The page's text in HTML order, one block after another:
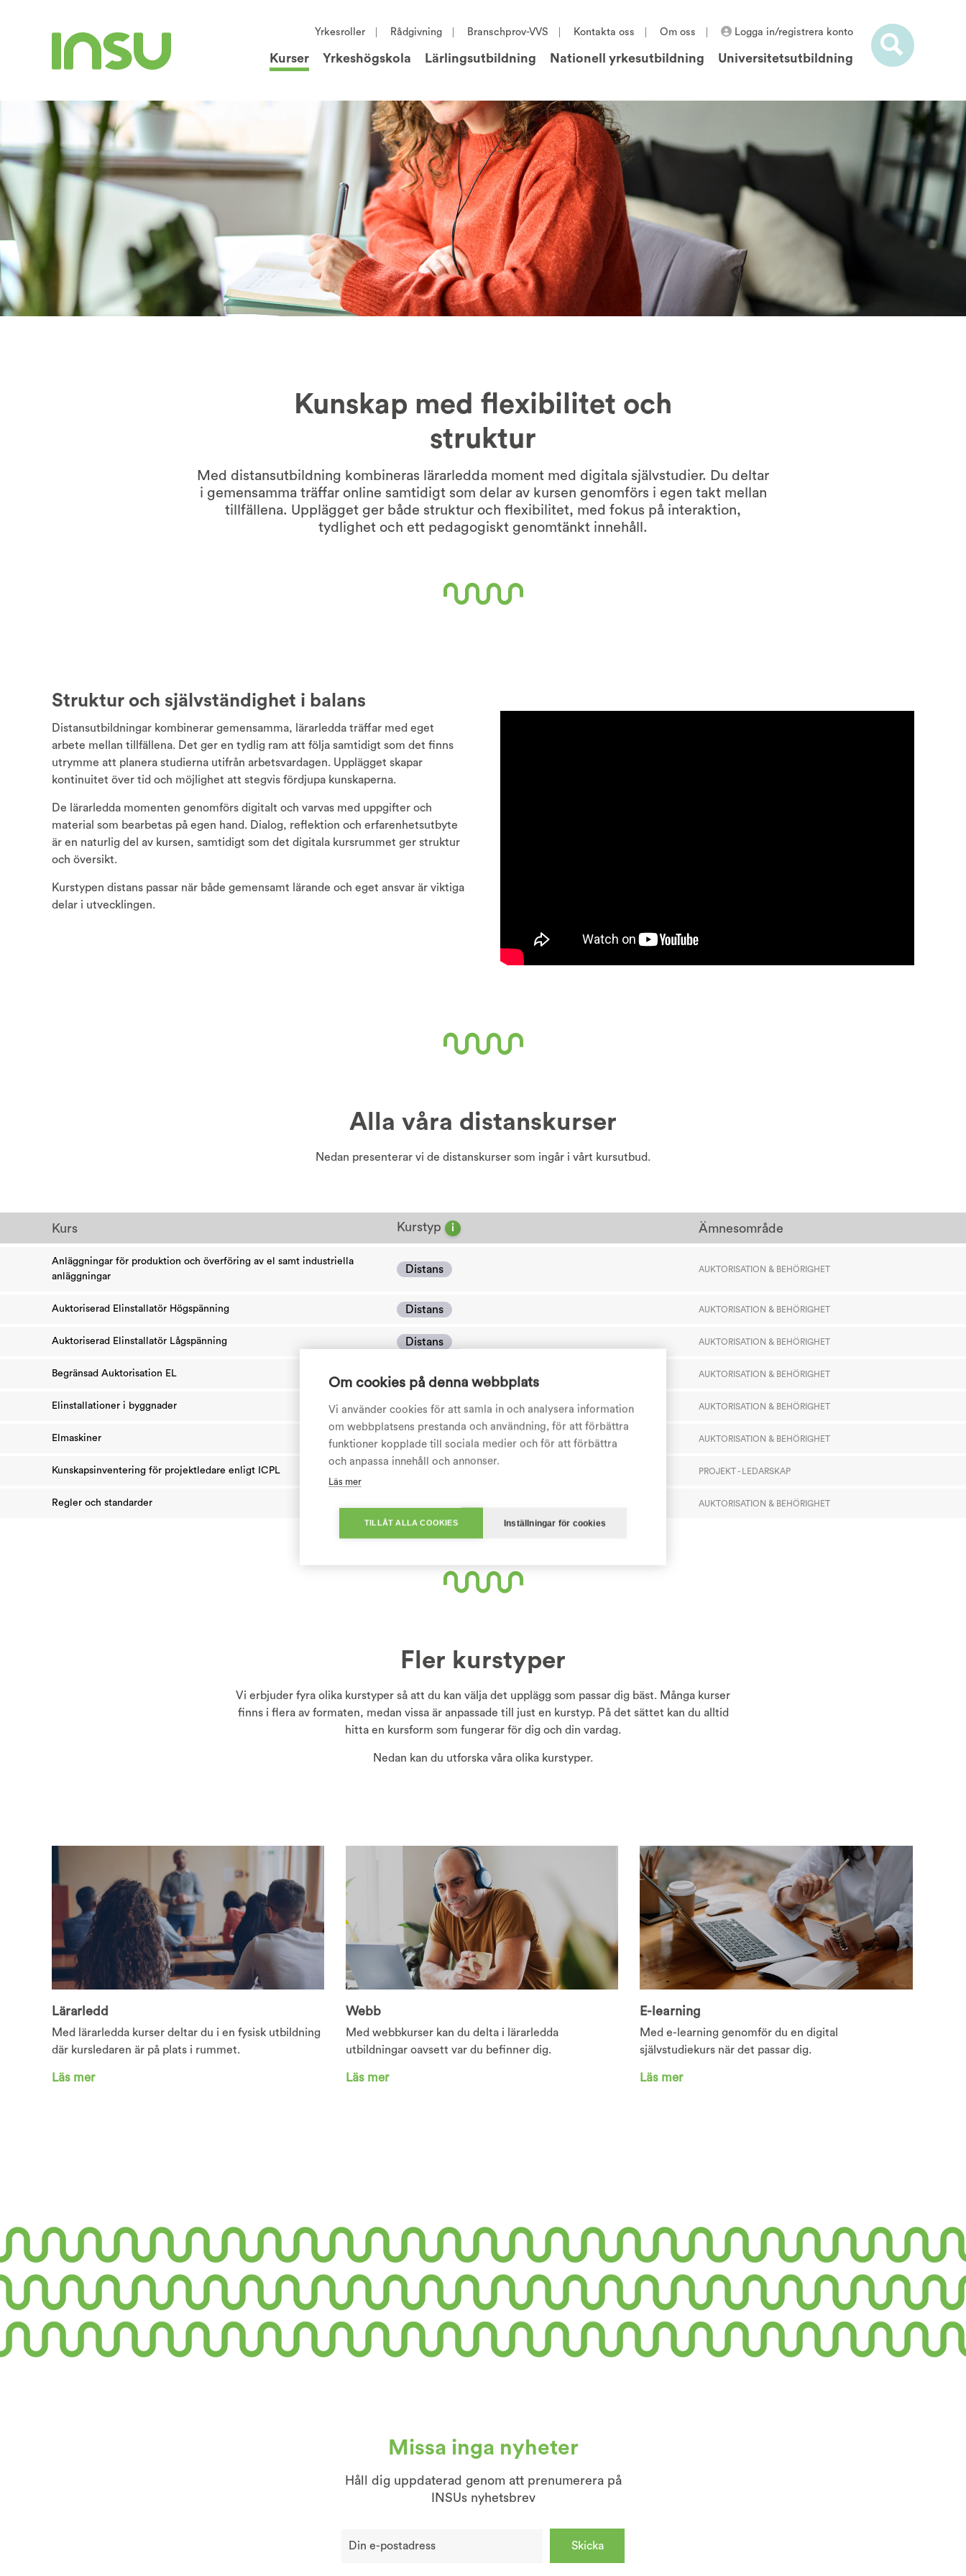
Yrkesroller Rådgivning Branschprov-VVS Kontakta oss Om oss Logga in/registrera konto
Kurser Yrkeshögskola Lärlingsutbildning Nationell yrkesutbildning Universitetsutbildning
Kunskap med flexibilitet och
struktur
Med distansutbildning kombineras lärarledda moment med digitala självstudier. Du deltar
i gemensamma träffar online samtidigt som delar av kursen genomförs i egen takt mellan
tillfällena. Upplägget ger både struktur och flexibilitet, med fokus på interaktion,
tydlighet och ett pedagogiskt genomtänkt innehåll.
Struktur och självständighet i balans
Distansutbildningar kombinerar gemensamma, lärarledda träffar med eget
arbete mellan tillfällena. Det ger en tydlig ram att följa samtidigt som det finns
utrymme att planera studierna utifrån arbetsvardagen. Upplägget skapar
kontinuitet över tid och möjlighet att stegvis fördjupa kunskaperna.
De lärarledda momenten genomförs digitalt och varvas med uppgifter och
material som bearbetas på egen hand. Dialog, reflektion och erfarenhetsutbyte
är en naturlig del av kursen, samtidigt som det digitala kursrummet ger struktur
och översikt.
Kurstypen distans passar när både gemensamt lärande och eget ansvar är viktiga
delar i utvecklingen.
Alla våra distanskurser
Nedan presenterar vi de distanskurser som ingår i vårt kursutbud.
Kurs Kurstyp i Ämnesområde
Anläggningar för produktion och överföring av el samt industriella
anläggningar
Distans AUKTORISATION & BEHÖRIGHET
Auktoriserad Elinstallatör Högspänning Distans AUKTORISATION & BEHÖRIGHET
Auktoriserad Elinstallatör Lågspänning Distans AUKTORISATION & BEHÖRIGHET
Begränsad Auktorisation EL Distans AUKTORISATION & BEHÖRIGHET
Elinstallationer i byggnader Distans AUKTORISATION & BEHÖRIGHET
Elmaskiner Distans AUKTORISATION & BEHÖRIGHET
Kunskapsinventering för projektledare enligt ICPL PROJEKT - LEDARSKAP
Regler och standarder AUKTORISATION & BEHÖRIGHET
Fler kurstyper
Vi erbjuder fyra olika kurstyper så att du kan välja det upplägg som passar dig bäst. Många kurser
finns i flera av formaten, medan vissa är anpassade till just en kurstyp. På det sättet kan du alltid
hitta en kursform som fungerar för dig och din vardag.
Nedan kan du utforska våra olika kurstyper.
Lärarledd
Med lärarledda kurser deltar du i en fysisk utbildning
där kursledaren är på plats i rummet.
Läs mer
Webb
Med webbkurser kan du delta i lärarledda
utbildningar oavsett var du befinner dig.
Läs mer
E-learning
Med e-learning genomför du en digital
självstudiekurs när det passar dig.
Läs mer
Missa inga nyheter
Håll dig uppdaterad genom att prenumerera på
INSUs nyhetsbrev
Om cookies på denna webbplats
Vi använder cookies för att samla in och analysera information
om webbplatsens prestanda och användning, för att förbättra
funktioner kopplade till sociala medier och för att förbättra
och anpassa innehåll och annonser.
Läs mer
TILLÅT ALLA COOKIES Inställningar för cookies